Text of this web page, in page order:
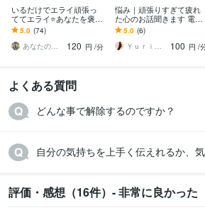
いるだけでエライ頑張っ
ててエライ⭐あなたを褒め
ます 時には絶対的に褒め
られよう♡褒め褒めセル
フコンパッション+1
5.0 (74)
あなたのサポーター⭐えみ
120 円 /分
悩み｜頑張りすぎて疲れ
た心のお話聞きます 電話
相談／悩み相談／人間関
係／自己肯定感／モヤモ
ヤ解消
5.0 (6)
Ｙｕｒｉｋａ＊
100 円 /
よくある質問
どんな事で解除するのですか？
自分の気持ちを上手く伝えれるか、気
評価・感想（16件）- 非常に良かった